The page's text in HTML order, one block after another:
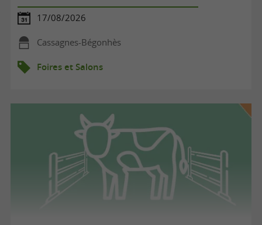
17/08/2026
Cassagnes-Bégonhès
Foires et Salons